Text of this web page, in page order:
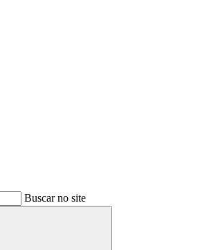
Buscar no site